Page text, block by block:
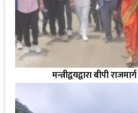
मन्त्रीद्वयद्वारा बीपी